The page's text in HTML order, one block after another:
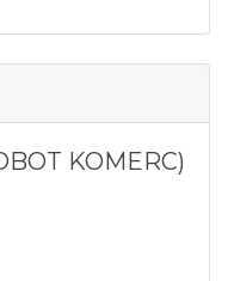
KOMERC)